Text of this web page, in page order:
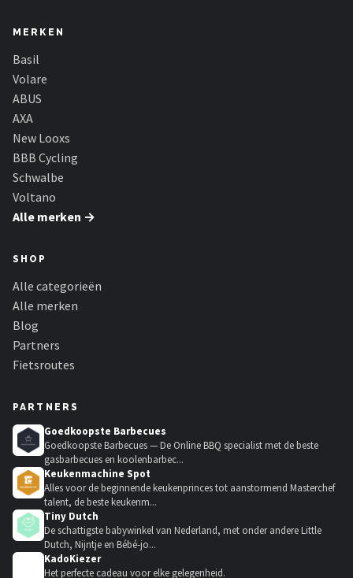
MERKEN
Basil
Volare
ABUS
AXA
New Looxs
BBB Cycling
Schwalbe
Voltano
Alle merken →
SHOP
Alle categorieën
Alle merken
Blog
Partners
Fietsroutes
PARTNERS
Goedkoopste Barbecues
Goedkoopste Barbecues — De Online BBQ specialist met de beste
gasbarbecues en koolenbarbec...
Keukenmachine Spot
Alles voor de beginnende keukenprinces tot aanstormend Masterchef
talent, de beste keukenm...
Tiny Dutch
De schattigste babywinkel van Nederland, met onder andere Little
Dutch, Nijntje en Bébé-jo...
KadoKiezer
Het perfecte cadeau voor elke gelegenheid.